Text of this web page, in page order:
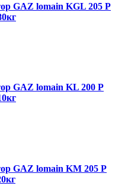
GAZ lomain KGL 205 P
GAZ lomain KL 200 P
GAZ lomain KM 205 P